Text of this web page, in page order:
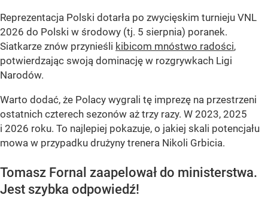
Reprezentacja Polski dotarła po zwycięskim turnieju VNL
2026 do Polski w środowy (tj. 5 sierpnia) poranek.
Siatkarze znów przynieśli kibicom mnóstwo radości,
potwierdzając swoją dominację w rozgrywkach Ligi
Narodów.
Warto dodać, że Polacy wygrali tę imprezę na przestrzeni
ostatnich czterech sezonów aż trzy razy. W 2023, 2025
i 2026 roku. To najlepiej pokazuje, o jakiej skali potencjału
mowa w przypadku drużyny trenera Nikoli Grbicia.
Tomasz Fornal zaapelował do ministerstwa.
Jest szybka odpowiedź!